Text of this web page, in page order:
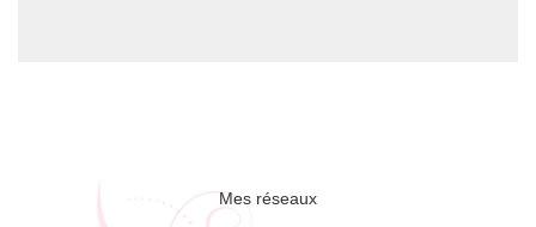
Mes réseaux